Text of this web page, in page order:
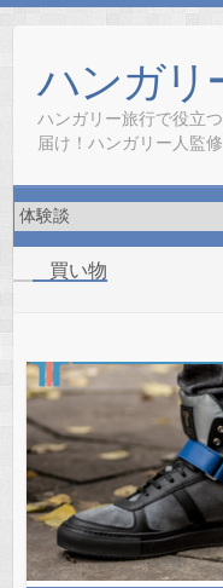
ハンガリ
ハンガリー旅行で役立
届け！ハンガリー人監修
買い物